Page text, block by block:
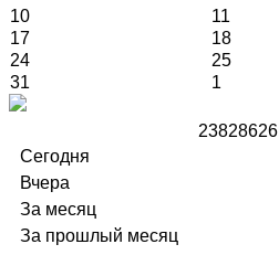
10 11
17
18
24
25
31
1
23828626
Сегодня
Вчера
За месяц
За прошлый месяц